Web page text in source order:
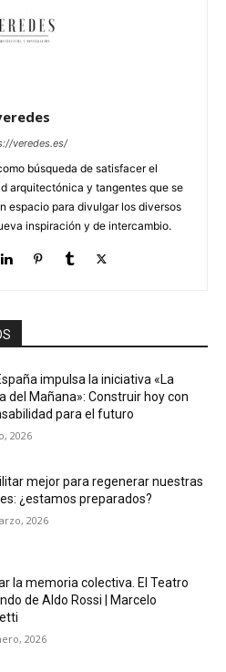
veredes.es/
búsqueda de satisfacer el
arquitectónica y tangentes que se
espacio para divulgar los diversos
inspiración y de intercambio.
impulsa la iniciativa «La
del Mañana»: Construir hoy con
para el futuro
2026
mejor para regenerar nuestras
¿estamos preparados?
2026
la memoria colectiva. El Teatro
de Aldo Rossi | Marcelo
2026